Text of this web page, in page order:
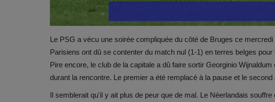
Le PSG a vécu une soirée compliquée du côté de Bruges ce
Parisiens ont dû se contenter du match nul (1-1) en terres belges
Pire encore, le club de la capitale a dû faire sortir Georginio
durant la rencontre. Le premier a été remplacé à la pause et le
Il semblerait qu'il y ait plus de peur que de mal. Le Néerlandais